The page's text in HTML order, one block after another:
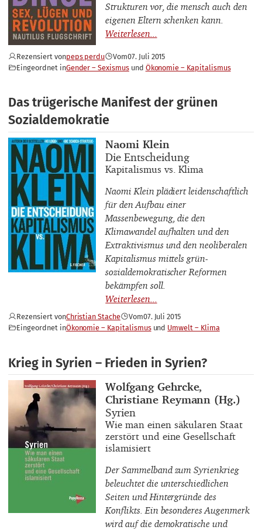
Strukturen vor, die mensch auch den
eigenen Eltern schenken kann.
Rezensiert vonpeps perdu Vom07. Juli 2015
Eingeordnet inGender – Sexismus Ökonomie – Kapitalismus
Das trügerische Manifest der grünen
Sozialdemokratie
Buchautor_innen
Naomi Klein
Buchtitel
Die Entscheidung
Buchuntertitel
Kapitalismus vs. Klima
Naomi Klein plädiert leidenschaftlich
für den Aufbau einer
Massenbewegung, die den
Klimawandel aufhalten und den
Extraktivismus und den neoliberalen
Kapitalismus mittels grün-
sozialdemokratischer Reformen
bekämpfen soll.
Rezensiert vonChristian Stache Vom07. Juli 2015
Eingeordnet inÖkonomie – Kapitalismus Umwelt – Klima
Krieg in Syrien – Frieden in Syrien?
Buchautor_innen
Wolfgang Gehrcke,
Christiane Reymann (Hg.)
Buchtitel
Syrien
Buchuntertitel
Wie man einen säkularen Staat
zerstört und eine Gesellschaft
islamisiert
Der Sammelband zum Syrienkrieg
beleuchtet die unterschiedlichen
Seiten und Hintergründe des
Konflikts. Ein besonderes Augenmerk
wird auf die demokratische und